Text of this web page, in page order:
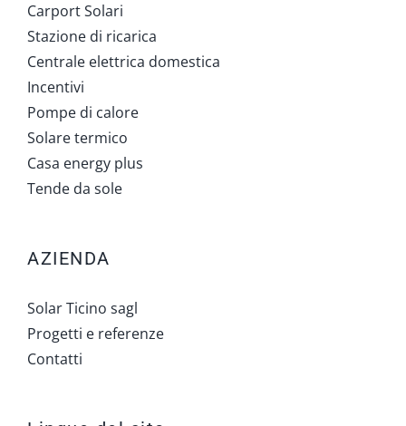
Carport Solari
Stazione di ricarica
Centrale elettrica domestica
Incentivi
Pompe di calore
Solare termico
Casa energy plus
Tende da sole
AZIENDA
Solar Ticino sagl
Progetti e referenze
Contatti